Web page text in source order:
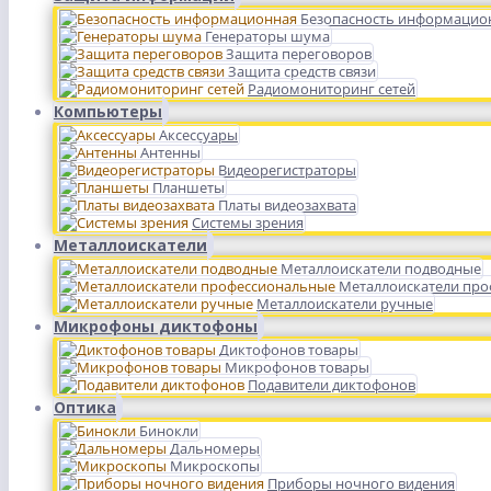
Безопасность
Генераторы шума
Защита переговоров
Защита средств связи
Радиомониторинг сетей
Компьютеры
Аксессуары
Антенны
Видеорегистраторы
Планшеты
Платы видеозахвата
Системы зрения
Металлоискатели
Металлоискатели подводные
Металлоискатели
Металлоискатели ручные
Микрофоны диктофоны
Диктофонов товары
Микрофонов товары
Подавители диктофонов
Оптика
Бинокли
Дальномеры
Микроскопы
Приборы ночного видения